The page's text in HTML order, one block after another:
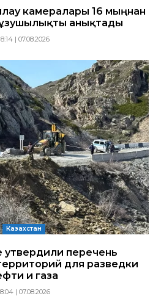
камералары 16 мыңнан
анықтады
| 07.08.2026
Казахстан
утвердили перечень
для разведки
и газа
| 07.08.2026